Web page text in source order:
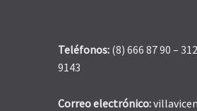
Teléfonos: (8) 666 87 90 –
9143
Correo electrónico: